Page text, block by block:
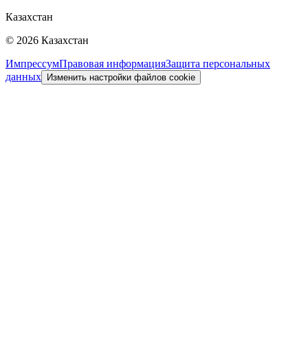
Казахстан
© 2026 Казахстан
ИмпрессумПравовая информацияЗащита персональных
данных Изменить настройки файлов cookie